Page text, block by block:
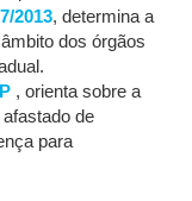
2013, determina a
dos órgãos
, orienta sobre a
de
para